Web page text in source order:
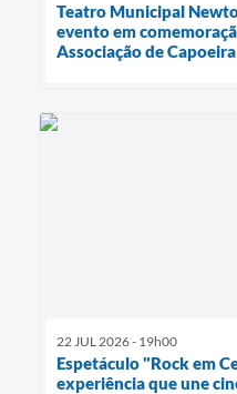
Teatro Municipal
evento em
Associação de
22 JUL 2026 - 19h00
Espetáculo "Rock em
experiência que une